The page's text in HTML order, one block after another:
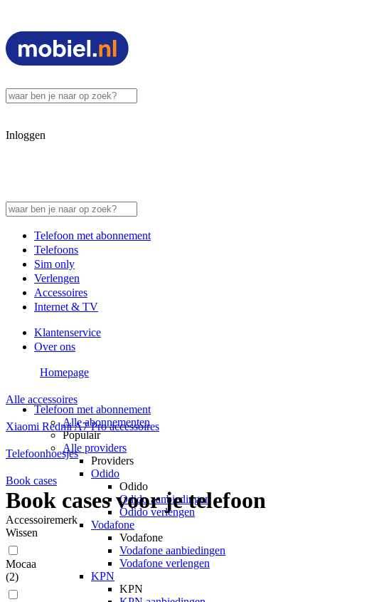
Inloggen
Telefoon met abonnement
Telefoons
Sim only
Verlengen
Accessoires
Internet & TV
Klantenservice
Over ons
Telefoon met abonnement
Alle abonnementen
Populair
Alle providers
Providers
Odido
Odido
Odido aanbiedingen
Odido verlengen
Vodafone
Vodafone
Vodafone aanbiedingen
Vodafone verlengen
KPN
KPN
Homepage
Alle accessoires
Xiaomi Redmi A7 Pro accessoires
Telefoonhoesjes
Book cases
Book cases voor je telefoon
Accessoiremerk
Wissen
Mocaa
(2)